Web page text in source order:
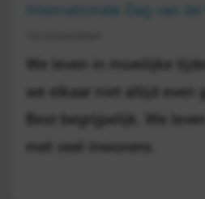
Internationale Dag van
We leven in moeilijke
we elkaar niet altijd even
Best begrijpelijk. We
met veel inwoners.